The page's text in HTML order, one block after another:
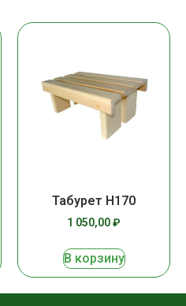
Табурет Н170
1 050,00₽
В корзину